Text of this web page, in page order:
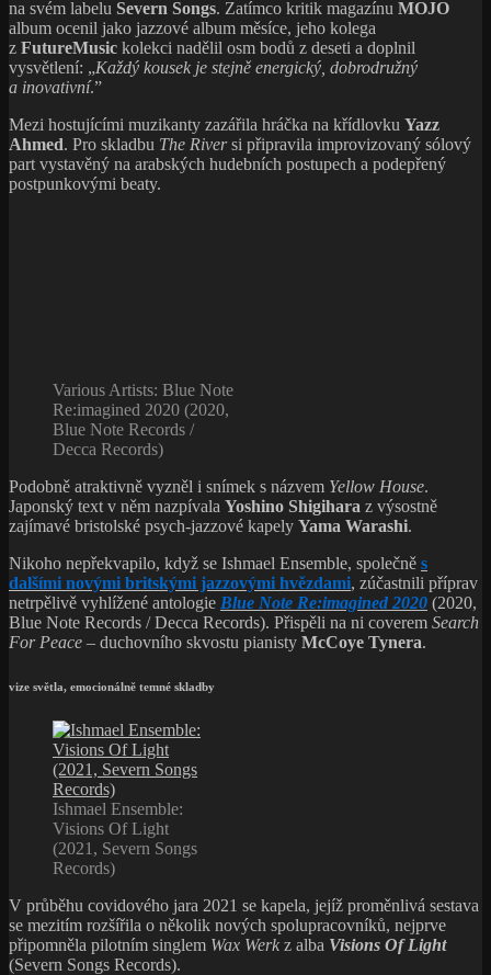
na svém labelu Severn Songs. Zatímco kritik magazínu MOJO
album ocenil jako jazzové album měsíce, jeho kolega
z FutureMusic kolekci nadělil osm bodů z deseti a doplnil
vysvětlení: „Každý kousek je stejně energický, dobrodružný
a inovativní.”
Mezi hostujícími muzikanty zazářila hráčka na křídlovku Yazz
Ahmed. Pro skladbu The Riversi připravila improvizovaný sólový
part vystavěný na arabských hudebních postupech a podepřený
postpunkovými beaty.
Various ‎Artists: Blue Note
Re:imagined 2020 (2020,
Blue Note Records /
Decca Records)
Podobně atraktivně vyzněl i snímek s názvem Yellow House.
Japonský text v něm nazpívala Yoshino Shigihara z výsostně
zajímavé bristolské psych-jazzové kapely Yama Warashi.
Nikoho nepřekvapilo, když se Ishmael Ensemble, společně s
dalšími novými britskými jazzovými hvězdami, zúčastnili příprav
netrpělivě vyhlížené antologie Blue Note Re:imagined 2020 (2020,
Blue Note Records / Decca Records). Přispěli na ni coverem Search
For Peace – duchovního skvostu pianisty McCoye Tynera.
vize světla, emocionálně temné skladby
Ishmael Ensemble:
Visions Of Light
(2021, Severn Songs
Records)
V průběhu covidového jara 2021 se kapela, jejíž proměnlivá sestava
se mezitím rozšířila o několik nových spolupracovníků, nejprve
připomněla pilotním singlem Wax Werk z alba Visions Of Light
(Severn Songs Records).